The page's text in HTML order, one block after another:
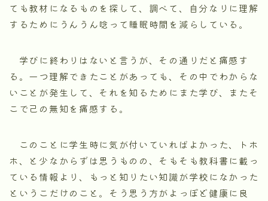
ても教材になるものを探して、調べて、自分なりに理解
するためにうんうん唸って睡眠時間を減らしている。
学びに終わりはないと言うが、その通りだと痛感す
る。一つ理解できたことがあっても、その中でわからな
いことが発生して、それを知るためにまた学び、またそ
こで己の無知を痛感する。
このことに学生時に気が付いていればよかった、トホ
ホ、と少なからずは思うものの、そもそも教科書に載っ
ている情報より、もっと知りたい知識が学校になかった
というこだけのこと。そう思う方がよっぽど健康に良